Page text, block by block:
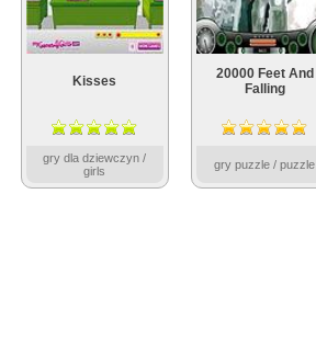
Kisses
gry dla dziewczyn /
girls
20000 Feet And
Falling
gry puzzle / puzzle